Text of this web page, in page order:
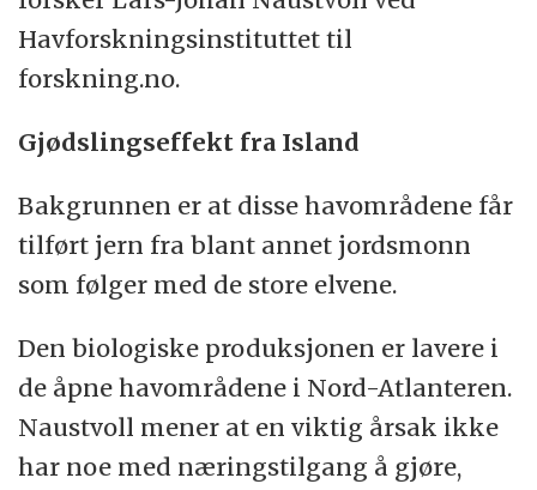
Havforskningsinstituttet til
forskning.no.
Gjødslingseffekt fra Island
Bakgrunnen er at disse havområdene får
tilført jern fra blant annet jordsmonn
som følger med de store elvene.
Den biologiske produksjonen er lavere i
de åpne havområdene i Nord-Atlanteren.
Naustvoll mener at en viktig årsak ikke
har noe med næringstilgang å gjøre,